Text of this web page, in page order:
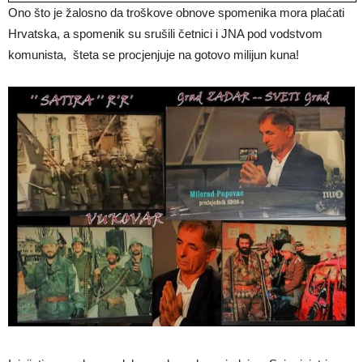
Ono što je žalosno da troškove obnove spomenika mora plaćati
Hrvatska, a spomenik su srušili četnici i JNA pod vodstvom
komunista, šteta se procjenjuje na gotovo milijun kuna!